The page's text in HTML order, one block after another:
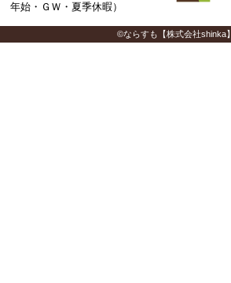
年始・ＧＷ・夏季休暇）
©ならすも【株式会社shinka】